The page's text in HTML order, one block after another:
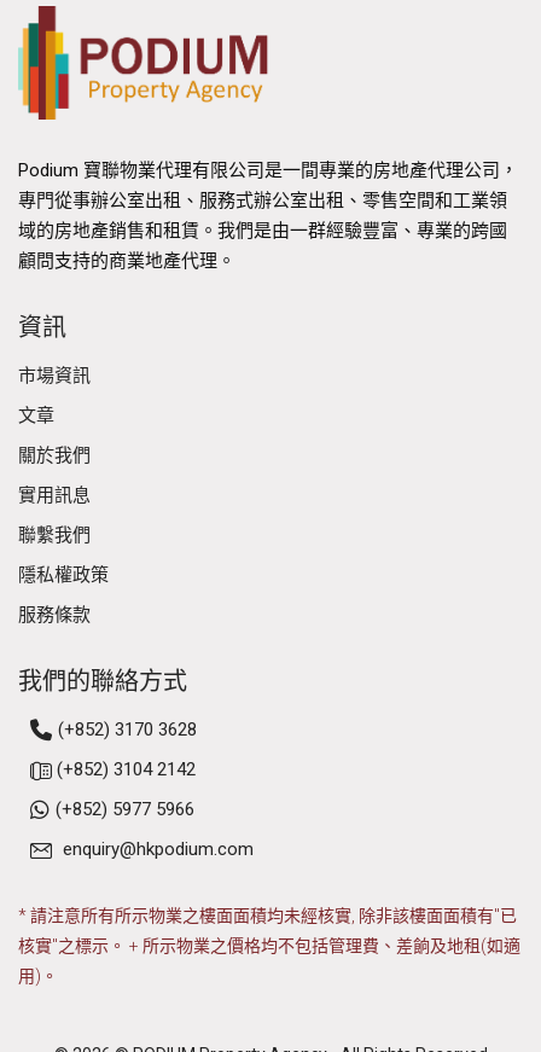
Podium 寶聯物業代理有限公司是一間專業的房地產代理公司，
專門從事辦公室出租、服務式辦公室出租、零售空間和工業領
域的房地產銷售和租賃。我們是由一群經驗豐富、專業的跨國
顧問支持的商業地產代理。
資訊
市場資訊
文章
關於我們
實用訊息
聯繫我們
隱私權政策
服務條款
我們的聯絡方式
(+852) 3170 3628
(+852) 3104 2142
(+852) 5977 5966
enquiry@hkpodium.com
* 請注意所有所示物業之樓面面積均未經核實, 除非該樓面面積有"已
核實"之標示。 + 所示物業之價格均不包括管理費、差餉及地租(如適
用)。